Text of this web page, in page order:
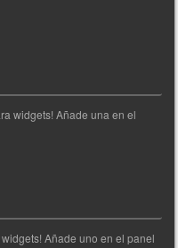
widgets! Añade una en el
Añade uno en el panel